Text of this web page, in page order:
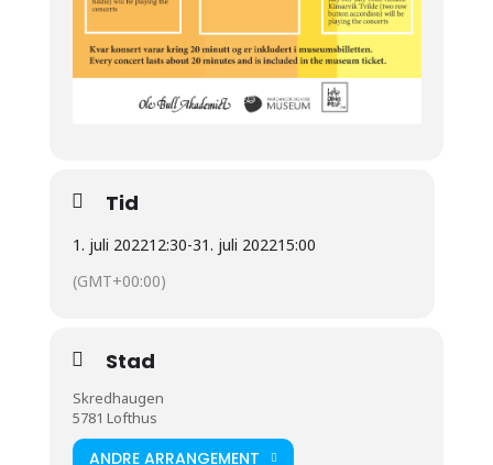
Tid
1. juli 202212:30-31. juli 202215:00
(GMT+00:00)
Stad
Skredhaugen
5781 Lofthus
ANDRE ARRANGEMENT